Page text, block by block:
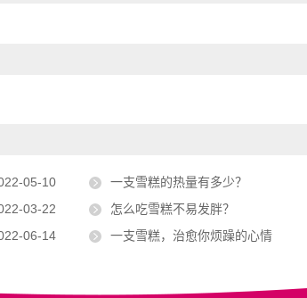
05-10 一支雪糕的热量有多少？
03-22 怎么吃雪糕不易发胖？
06-14 一支雪糕，治愈你烦躁的心情